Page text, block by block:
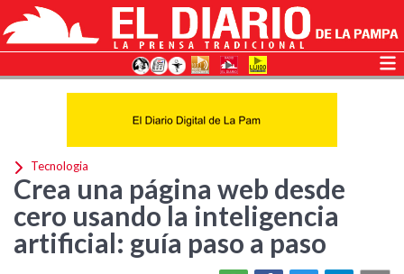
Tecnologia
Crea una página web desde
cero usando la inteligencia
artificial: guía paso a paso